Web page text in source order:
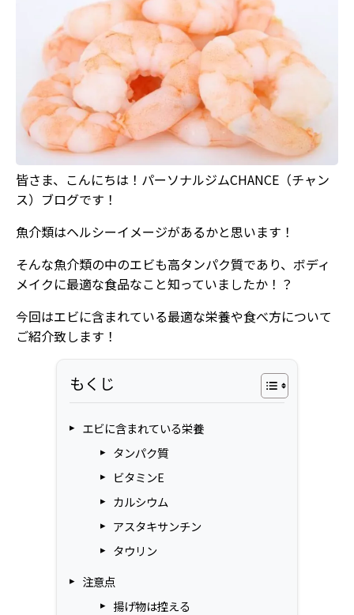
皆さま、こんにちは！パーソナルジムCHANCE（チャン
ス）ブログです！
魚介類はヘルシーイメージがあるかと思います！
そんな魚介類の中のエビも高タンパク質であり、ボディ
メイクに最適な食品なこと知っていましたか！？
今回はエビに含まれている最適な栄養や食べ方について
ご紹介致します！
もくじ
エビに含まれている栄養
タンパク質
ビタミンE
カルシウム
アスタキサンチン
タウリン
注意点
揚げ物は控える